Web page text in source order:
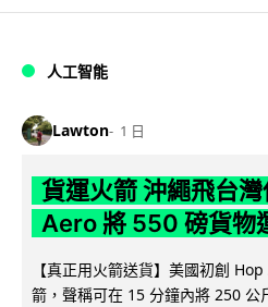
人工智能
Lawton 1 日
貨運火箭 沖繩飛台
Aero 將 550 磅貨物
【真正用火箭送貨】美國初創
箭，聲稱可在 15 分鐘內將 250 公